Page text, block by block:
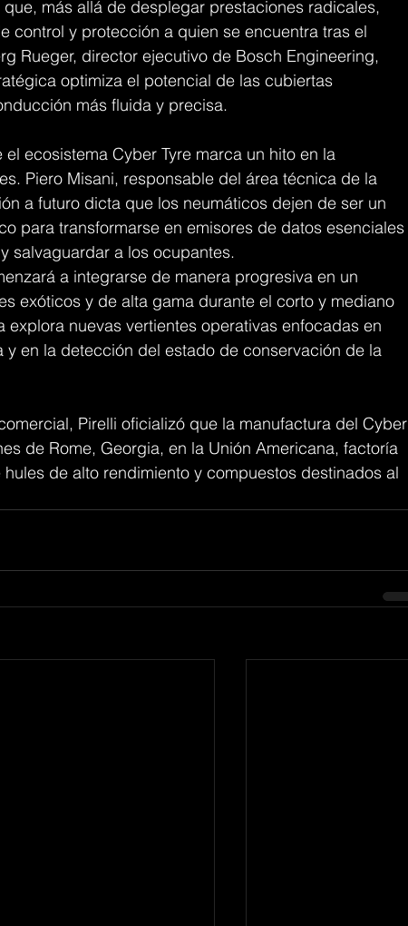
más allá de desplegar prestaciones radicales,
control y protección a quien se encuentra tras el
Rueger, director ejecutivo de Bosch Engineering,
optimiza el potencial de las cubiertas
más fluida y precisa.
ecosistema Cyber Tyre marca un hito en la
Piero Misani, responsable del área técnica de la
a futuro dicta que los neumáticos dejen de ser un
para transformarse en emisores de datos esenciales
salvaguardar a los ocupantes.
a integrarse de manera progresiva en un
exóticos y de alta gama durante el corto y mediano
explora nuevas vertientes operativas enfocadas en
en la detección del estado de conservación de la
Pirelli oficializó que la manufactura del Cyber
de Rome, Georgia, en la Unión Americana, factoría
de alto rendimiento y compuestos destinados al